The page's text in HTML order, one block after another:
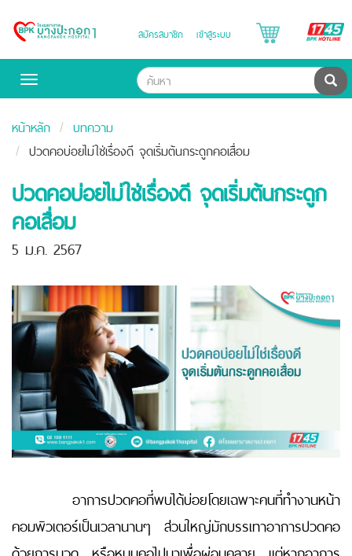
Bangpakok
สมัครสมาชิก เข้าสู่ระบบ
Toggle
ค้น
หน้าหลัก
บทความ
ปวดคอบ่อยไม่ใช่เรื่องดี จุดเริ่มต้นกระดูกคอเสื่อม
ปวดคอบ่อยไม่ใช่เรื่องดี จุดเริ่มต้นกระดูก
คอเสื่อม
5 ม.ค. 2567
อาการปวดคอที่พบได้บ่อยโดยเฉพาะคนที่ทำงานหน้า
คอมพิวเตอร์เป็นเวลานานๆ ส่วนใหญ่มักบรรเทาอาการปวดคอ